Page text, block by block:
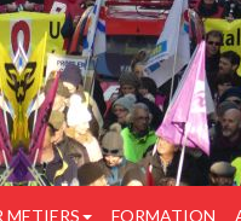
METIERS FORMATION